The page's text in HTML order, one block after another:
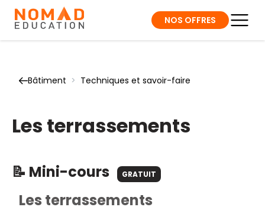
NOS OFFRES
Bâtiment > Techniques et savoir-faire
Les terrassements
📝 Mini-cours GRATUIT
Les terrassements